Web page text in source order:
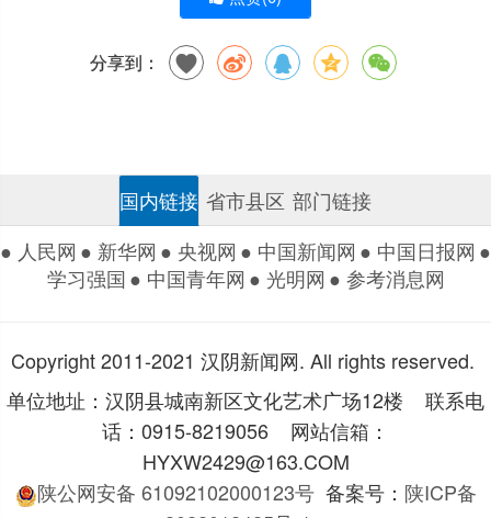
分享到：
国内链接 省市县区 部门链接
● 人民网 ● 新华网 ● 央视网 ● 中国新闻网 ● 中国日报网 ●
学习强国● 中国青年网 ● 光明网 ● 参考消息网
Copyright 2011-2021 汉阴新闻网. All rights reserved.
单位地址：汉阴县城南新区文化艺术广场12楼 联系电
话：0915-8219056 网站信箱：
HYXW2429@163.COM
陕公网安备 61092102000123号备案号： 陕ICP备